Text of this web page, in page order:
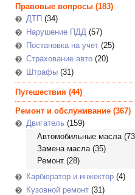
Правовые вопросы (183)
ДТП (34)
Нарушение ПДД (57)
Постановка на учет (25)
Страхование авто (20)
Штрафы (31)
Путешествия (44)
Ремонт и обслуживание (367)
Двигатель (159)
Автомобильные масла
Замена масла(35)
Ремонт (28)
Карбюратор и инжектор (4)
Кузовной ремонт (31)